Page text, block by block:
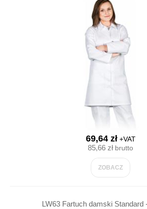
69,64 zł+VAT
85,66 złbrutto
ZOBACZ
LW63 Fartuch damski Standard